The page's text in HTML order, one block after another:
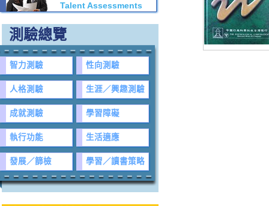
Talent Assessments
測驗總覽
智力測驗 性向測驗
人格測驗 生涯／興趣測驗
成就測驗 學習障礙
執行功能 生活適應
發展／篩檢 學習／讀書策略